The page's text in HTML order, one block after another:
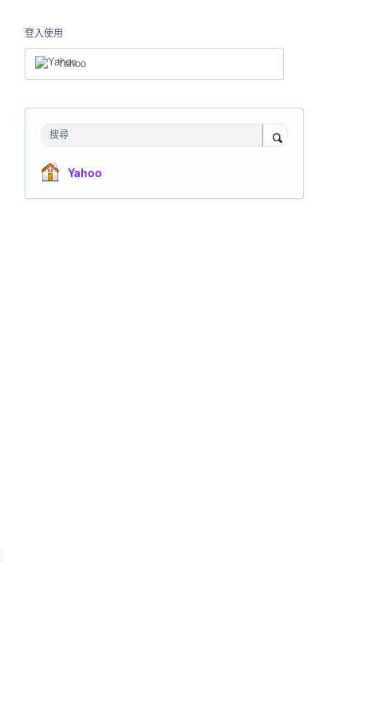
登入使用
Yahoo
搜尋
Yahoo